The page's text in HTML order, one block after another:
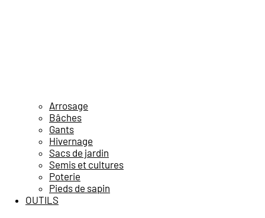
Arrosage
Bâches
Gants
Hivernage
Sacs de jardin
Semis et cultures
Poterie
Pieds de sapin
OUTILS